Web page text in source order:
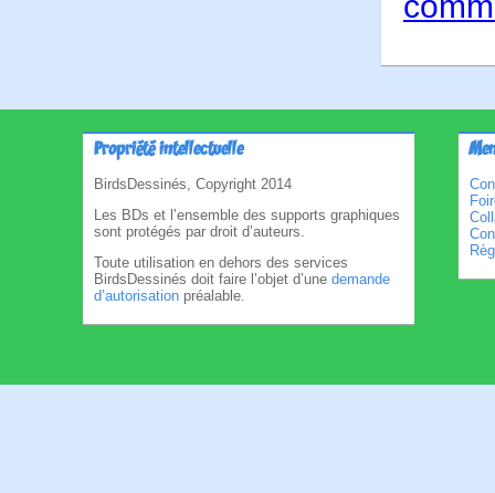
Propriété intellectuelle
BirdsDessinés, Copyright 2014
Les BDs et l’ensemble des supports graphiques
sont protégés par droit d’auteurs.
Toute utilisation en dehors des services
BirdsDessinés doit faire l’objet d’une demande
d’autorisation préalable.